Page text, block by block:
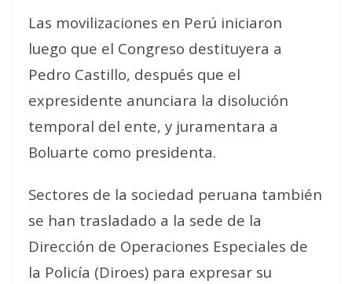
Las movilizaciones en Perú iniciaron
luego que el Congreso destituyera a
Pedro Castillo, después que el
expresidente anunciara la disolución
temporal del ente, y juramentara a
Boluarte como presidenta.
Sectores de la sociedad peruana también
se han trasladado a la sede de la
Dirección de Operaciones Especiales de
la Policía (Diroes) para expresar su